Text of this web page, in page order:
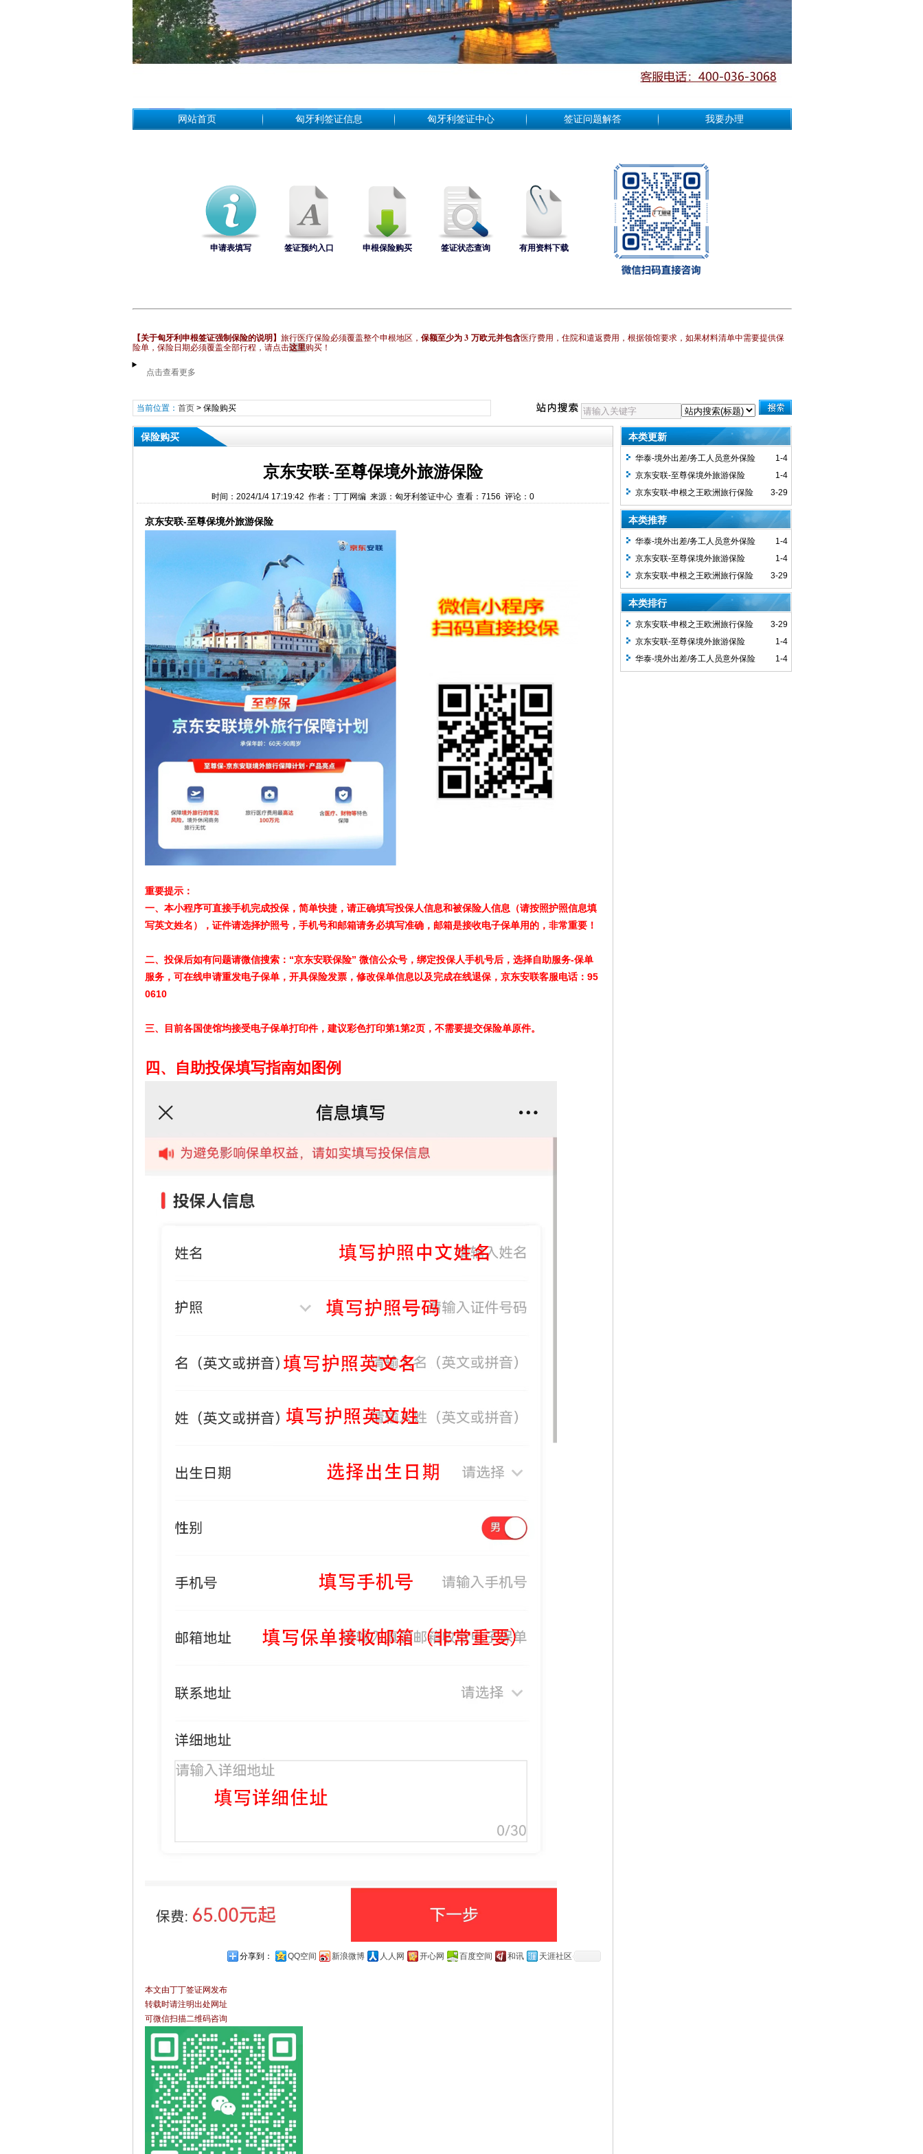
网站首页 匈牙利签证信息 匈牙利签证中心 签证问题解答 我要办理
申请表填写 签证预约入口 申根保险购买 签证状态查询 有用资料下载
【关于匈牙利申根签证强制保险的说明】 旅行医疗保险必须覆盖整个申根地区， 保额至少为 3 万欧元并包含医疗费用，住院和遣返费用， 根据领馆要求，如果材料清单中需要提供保
险单，保险日期必须覆盖全部行程 ，请点击这里购买！
点击查看更多
当前位置： 首页> 保险购买
保险购买
京东安联-至尊保境外旅游保险
时间：2024/1/4 17:19:42 作者：丁丁网编 来源：匈牙利签证中心 查看：7156 评论：0
京东安联-至尊保境外旅游保险
重要提示：
一、本小程序可直接手机完成投保，简单快捷，请正确填写投保人信息和被保险人信息（请按照护照信息填
写英文姓名），证件请选择护照号，手机号和邮箱请务必填写准确，邮箱是接收电子保单用的，非常重要！
二、投保后如有问题请微信搜索：“京东安联保险” 微信公众号，绑定投保人手机号后，选择自助服务-保单
服务，可在线申请重发电子保单，开具保险发票，修改保单信息以及完成在线退保，京东安联客服电话：95
0610
三、目前各国使馆均接受电子保单打印件，建议彩色打印第1第2页，不需要提交保险单原件。
四、自助投保填写指南如图例
分享到： QQ空间 新浪微博 人人网 开心网 百度空间 和讯 天涯社区
本文由丁丁签证网发布
转载时请注明出处网址
可微信扫描二维码咨询
本类更新
1-4
华泰-境外出差/务工人员意外保险
1-4
京东安联-至尊保境外旅游保险
3-29
京东安联-申根之王欧洲旅行保险
本类推荐
1-4
华泰-境外出差/务工人员意外保险
1-4
京东安联-至尊保境外旅游保险
3-29
京东安联-申根之王欧洲旅行保险
本类排行
3-29
京东安联-申根之王欧洲旅行保险
1-4
京东安联-至尊保境外旅游保险
1-4
华泰-境外出差/务工人员意外保险